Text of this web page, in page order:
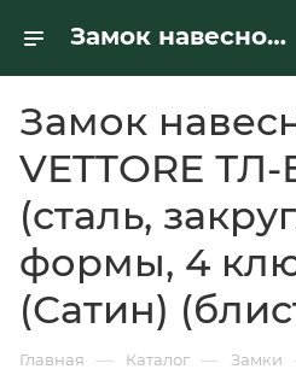
Замок навесной VETTORE ТЛ-БЗ 4-060 (сталь, закругленной формы, 4 ключа) SN (Сатин) (блистер) - купить в интернет-магазине Ferre
Замок
VETTORE
(сталь,
формы, 4
(Сатин)
Главная — Каталог — Замки